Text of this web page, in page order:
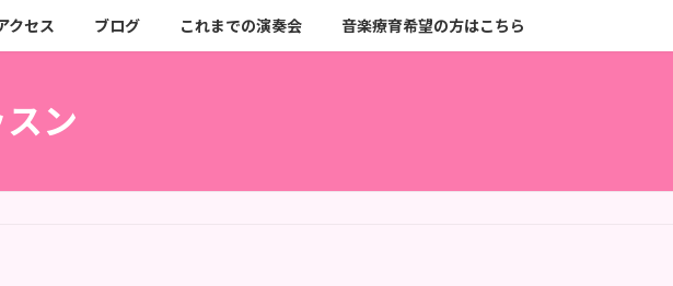
クセス ブログ これまでの演奏会 音楽療育希望の方はこちら
ン